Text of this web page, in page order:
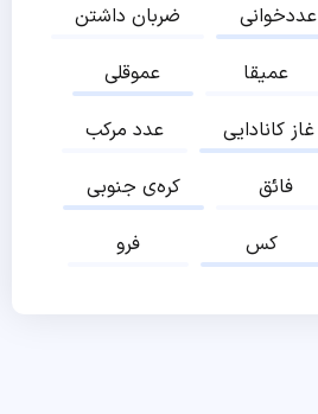
ضربان داشتن
عددخوانی
عموقلی
عمیقا
عدد مرکب
غاز کانادایی
کره‌ی جنوبی
فائق
فرو
کس